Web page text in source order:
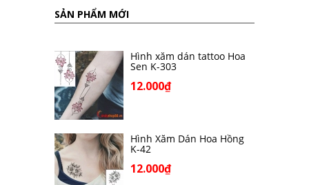
SẢN PHẨM MỚI
Hình xăm dán tattoo Hoa
Sen K-303
12.000₫
Hình Xăm Dán Hoa Hồng
K-42
12.000₫